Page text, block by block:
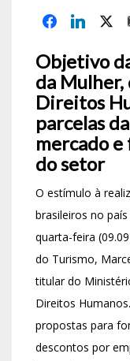
Objetivo
da Mulher,
Direitos
parcelas
mercado
do setor
O estímulo à
brasileiros no
quarta-feira
do Turismo,
titular do
Direitos
propostas para
descontos por